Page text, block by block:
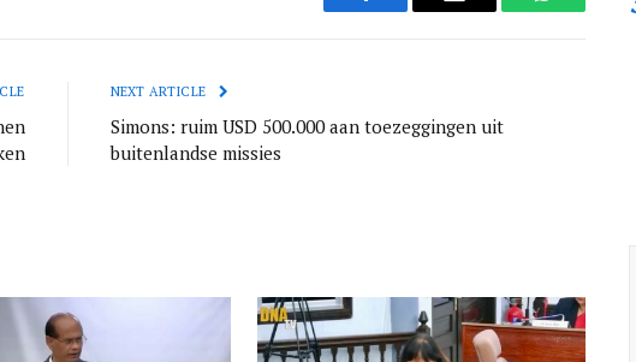
Facebook Email WhatsApp
NEXT ARTICLE
Simons: ruim USD 500.000 aan toezeggingen uit
buitenlandse missies